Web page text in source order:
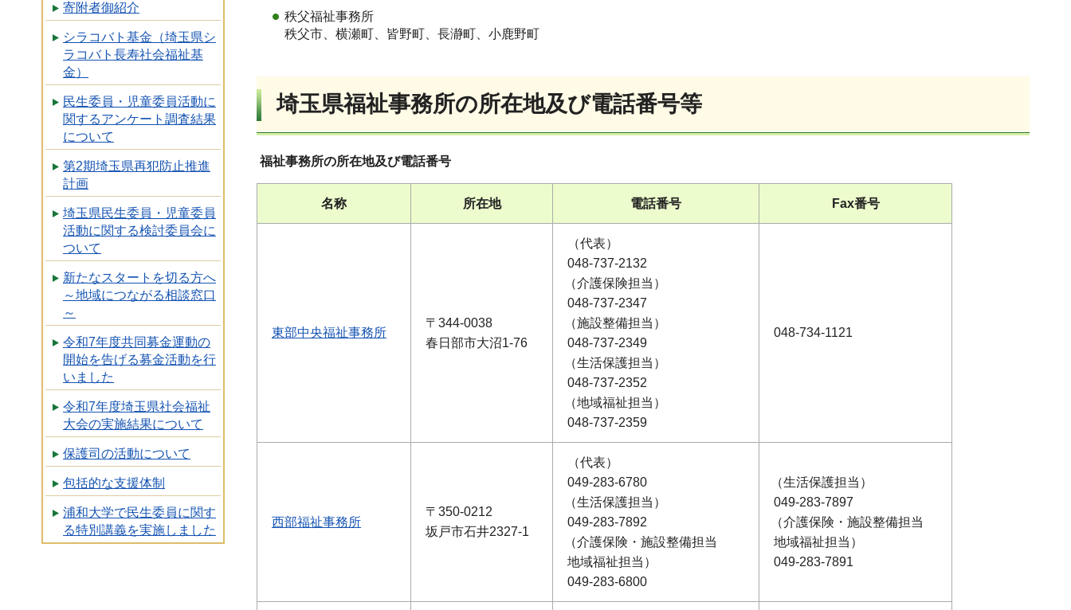
寄附者御紹介
シラコバト基金（埼玉県シ
ラコバト長寿社会福祉基
金）
民生委員・児童委員活動に
関するアンケート調査結果
について
第2期埼玉県再犯防止推進
計画
埼玉県民生委員・児童委員
活動に関する検討委員会に
ついて
新たなスタートを切る方へ
～地域につながる相談窓口
～
令和7年度共同募金運動の
開始を告げる募金活動を行
いました
令和7年度埼玉県社会福祉
大会の実施結果について
保護司の活動について
包括的な支援体制
浦和大学で民生委員に関す
る特別講義を実施しました
秩父福祉事務所
秩父市、横瀬町、皆野町、長瀞町、小鹿野町
埼玉県福祉事務所の所在地及び電話番号等
福祉事務所の所在地及び電話番号
名称 所在地 電話番号 Fax番号
東部中央福祉事務所
〒344-0038
春日部市大沼1-76
（代表）
048-737-2132
（介護保険担当）
048-737-2347
（施設整備担当）
048-737-2349
（生活保護担当）
048-737-2352
（地域福祉担当）
048-737-2359
048-734-1121
西部福祉事務所
〒350-0212
坂戸市石井2327-1
（代表）
049-283-6780
（生活保護担当）
049-283-7892
（介護保険・施設整備担当
地域福祉担当）
049-283-6800
（生活保護担当）
049-283-7897
（介護保険・施設整備担当
地域福祉担当）
049-283-7891